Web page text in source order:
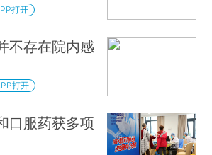
打开
不存在院内感
打开
口服药获多项